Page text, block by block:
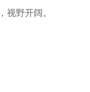
视野开阔。